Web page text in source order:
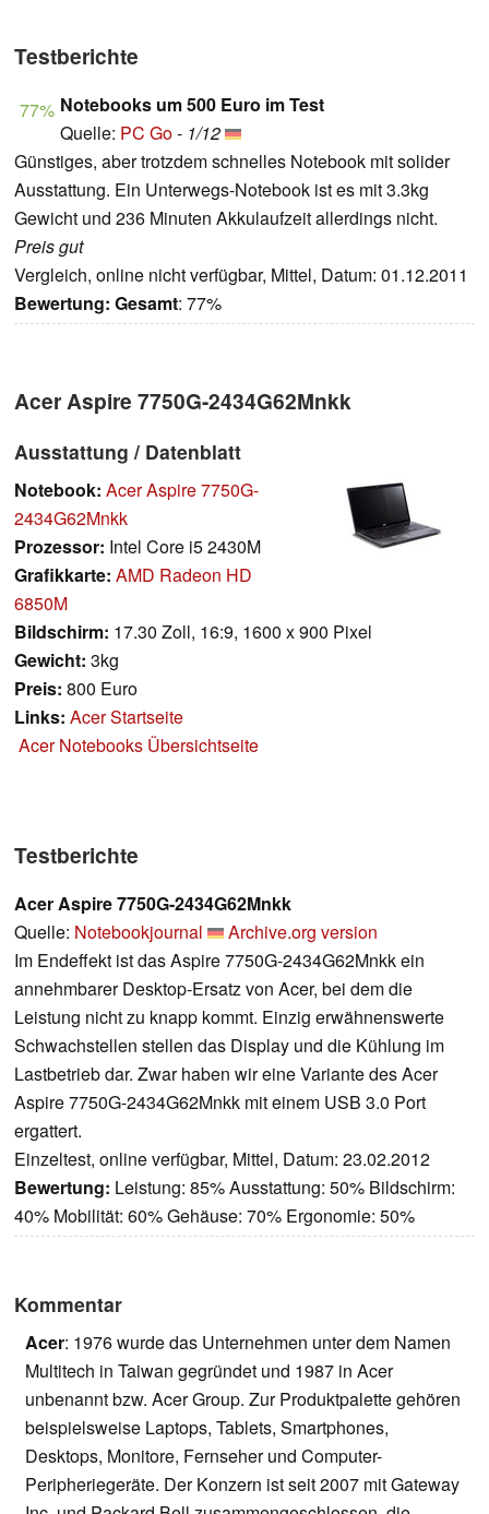
Testberichte
77% Notebooks um 500 Euro im Test
Quelle: PC Go- 1/12
Günstiges, aber trotzdem schnelles Notebook mit solider
Ausstattung. Ein Unterwegs-Notebook ist es mit 3.3kg
Gewicht und 236 Minuten Akkulaufzeit allerdings nicht.
Preis gut
Vergleich, online nicht verfügbar, Mittel, Datum: 01.12.2011
Bewertung: Gesamt: 77%
Acer Aspire 7750G-2434G62Mnkk
Ausstattung / Datenblatt
Notebook: Acer Aspire 7750G-
2434G62Mnkk
Prozessor: Intel Core i5 2430M
Grafikkarte: AMD Radeon HD
6850M
Bildschirm: 17.30 Zoll, 16:9, 1600 x 900 Pixel
Gewicht: 3kg
Preis: 800 Euro
Links: Acer Startseite
Acer Notebooks Übersichtseite
Testberichte
Acer Aspire 7750G-2434G62Mnkk
Quelle: Notebookjournal
Archive.org version
Im Endeffekt ist das Aspire 7750G-2434G62Mnkk ein
annehmbarer Desktop-Ersatz von Acer, bei dem die
Leistung nicht zu knapp kommt. Einzig erwähnenswerte
Schwachstellen stellen das Display und die Kühlung im
Lastbetrieb dar. Zwar haben wir eine Variante des Acer
Aspire 7750G-2434G62Mnkk mit einem USB 3.0 Port
ergattert.
Einzeltest, online verfügbar, Mittel, Datum: 23.02.2012
Bewertung: Leistung: 85% Ausstattung: 50% Bildschirm:
40% Mobilität: 60% Gehäuse: 70% Ergonomie: 50%
Kommentar
Acer: 1976 wurde das Unternehmen unter dem Namen
Multitech in Taiwan gegründet und 1987 in Acer
unbenannt bzw. Acer Group. Zur Produktpalette gehören
beispielsweise Laptops, Tablets, Smartphones,
Desktops, Monitore, Fernseher und Computer-
Peripheriegeräte. Der Konzern ist seit 2007 mit Gateway